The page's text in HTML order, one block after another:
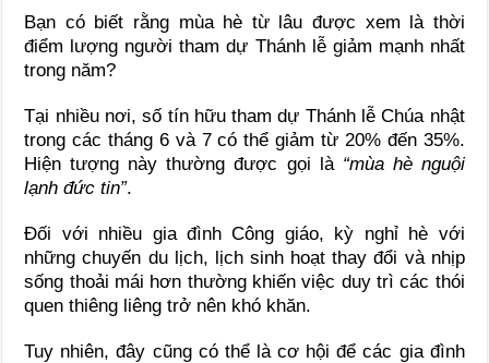
Bạn có biết rằng mùa hè từ lâu được xem là thời
điểm lượng người tham dự Thánh lễ giảm mạnh nhất
trong năm?
Tại nhiều nơi, số tín hữu tham dự Thánh lễ Chúa nhật
trong các tháng 6 và 7 có thể giảm từ 20% đến 35%.
Hiện tượng này thường được gọi là “mùa hè nguội
lạnh đức tin”.
Đối với nhiều gia đình Công giáo, kỳ nghỉ hè với
những chuyến du lịch, lịch sinh hoạt thay đổi và nhịp
sống thoải mái hơn thường khiến việc duy trì các thói
quen thiêng liêng trở nên khó khăn.
Tuy nhiên, đây cũng có thể là cơ hội để các gia đình